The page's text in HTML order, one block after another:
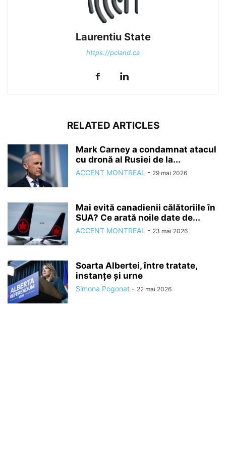
Laurentiu State
https://pcland.ca
RELATED ARTICLES
Mark Carney a condamnat atacul
cu dronă al Rusiei de la...
ACCENT MONTREAL - 29 mai 2026
Mai evită canadienii călătoriile în
SUA? Ce arată noile date de...
ACCENT MONTREAL - 23 mai 2026
Soarta Albertei, între tratate,
instanțe și urne
Simona Pogonat - 22 mai 2026